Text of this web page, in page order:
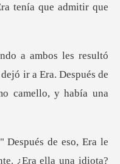
t
ir a Era. Después de